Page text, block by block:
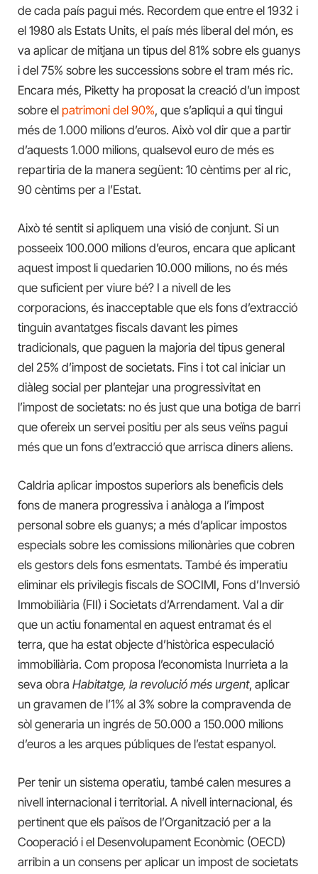
de cada país pagui més. Recordem que entre el 1932 i
el 1980 als Estats Units, el país més liberal del món, es
va aplicar de mitjana un tipus del 81% sobre els guanys
i del 75% sobre les successions sobre el tram més ric.
Encara més, Piketty ha proposat la creació d’un impost
sobre el patrimoni del 90%, que s’apliqui a qui tingui
més de 1.000 milions d’euros. Això vol dir que a partir
d’aquests 1.000 milions, qualsevol euro de més es
repartiria de la manera següent: 10 cèntims per al ric,
90 cèntims per a l’Estat.
Això té sentit si apliquem una visió de conjunt. Si un
posseeix 100.000 milions d’euros, encara que aplicant
aquest impost li quedarien 10.000 milions, no és més
que suficient per viure bé? I a nivell de les
corporacions, és inacceptable que els fons d’extracció
tinguin avantatges fiscals davant les pimes
tradicionals, que paguen la majoria del tipus general
del 25% d’impost de societats. Fins i tot cal iniciar un
diàleg social per plantejar una progressivitat en
l’impost de societats: no és just que una botiga de barri
que ofereix un servei positiu per als seus veïns pagui
més que un fons d’extracció que arrisca diners aliens.
Caldria aplicar impostos superiors als beneficis dels
fons de manera progressiva i anàloga a l’impost
personal sobre els guanys; a més d’aplicar impostos
especials sobre les comissions milionàries que cobren
els gestors dels fons esmentats. També és imperatiu
eliminar els privilegis fiscals de SOCIMI, Fons d’Inversió
Immobiliària (FII) i Societats d’Arrendament. Val a dir
que un actiu fonamental en aquest entramat és el
terra, que ha estat objecte d’històrica especulació
immobiliària. Com proposa l’economista Inurrieta a la
seva obra Habitatge, la revolució més urgent, aplicar
un gravamen de l’1% al 3% sobre la compravenda de
sòl generaria un ingrés de 50.000 a 150.000 milions
d’euros a les arques públiques de l’estat espanyol.
Per tenir un sistema operatiu, també calen mesures a
nivell internacional i territorial. A nivell internacional, és
pertinent que els països de l’Organització per a la
Cooperació i el Desenvolupament Econòmic (OECD)
arribin a un consens per aplicar un impost de societats